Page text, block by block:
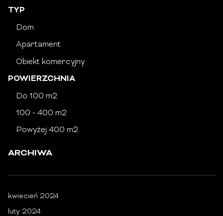
TYP
Dom
Apartament
Obiekt komercyjny
POWIERZCHNIA
Do 100 m2
100 - 400 m2
Powyżej 400 m2
ARCHIWA
kwiecień 2024
luty 2024